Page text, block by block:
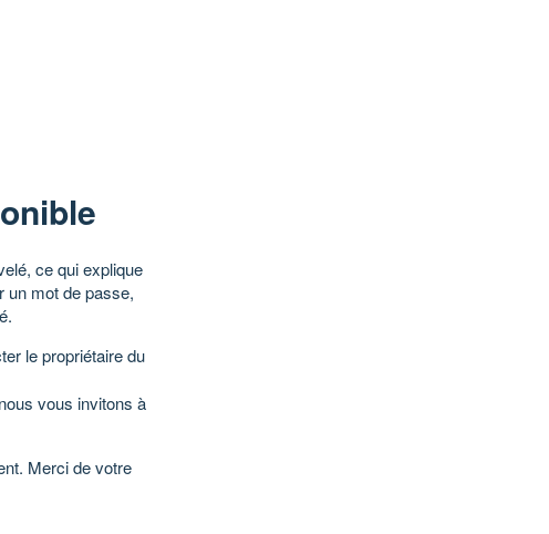
ce qui explique
un mot de passe,
le propriétaire du
vous invitons à
Merci de votre